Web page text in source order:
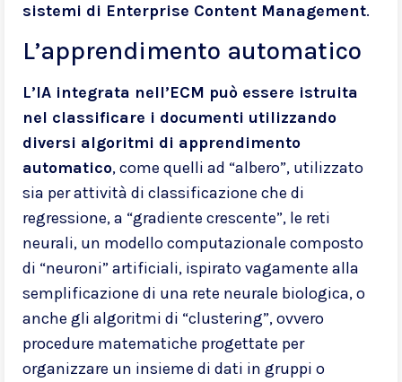
sistemi di Enterprise Content Management.
L’apprendimento automatico
L’IA integrata nell’ECM può essere istruita
nel classificare i documenti utilizzando
diversi algoritmi di apprendimento
automatico, come quelli ad “albero”, utilizzato
sia per attività di classificazione che di
regressione, a “gradiente crescente”, le reti
neurali, un modello computazionale composto
di “neuroni” artificiali, ispirato vagamente alla
semplificazione di una rete neurale biologica, o
anche gli algoritmi di “clustering”, ovvero
procedure matematiche progettate per
organizzare un insieme di dati in gruppi o